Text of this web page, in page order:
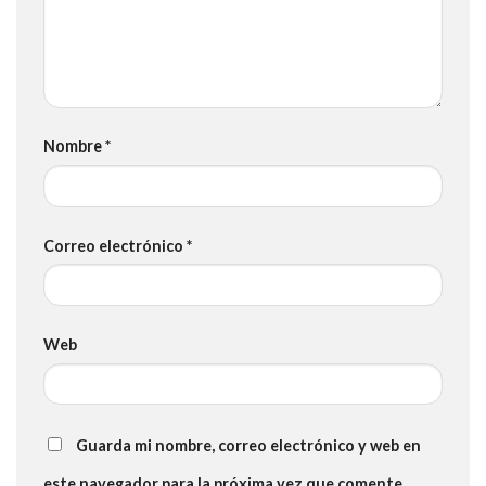
Nombre*
Correo electrónico *
Web
Guarda mi nombre, correo electrónico y web en